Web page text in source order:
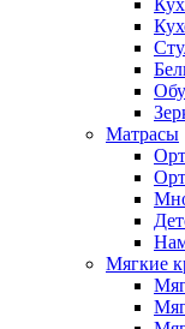
Матрасы
Мягкие